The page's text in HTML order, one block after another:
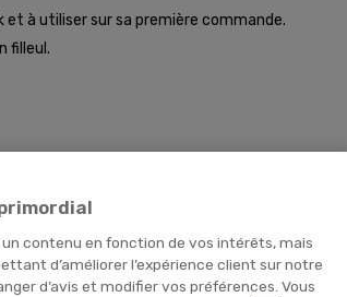
et à utiliser sur sa première commande.
filleul.
.
contenu en fonction de vos intérêts, mais
d’améliorer l’expérience client sur notre
d’avis et modifier vos préférences. Vous